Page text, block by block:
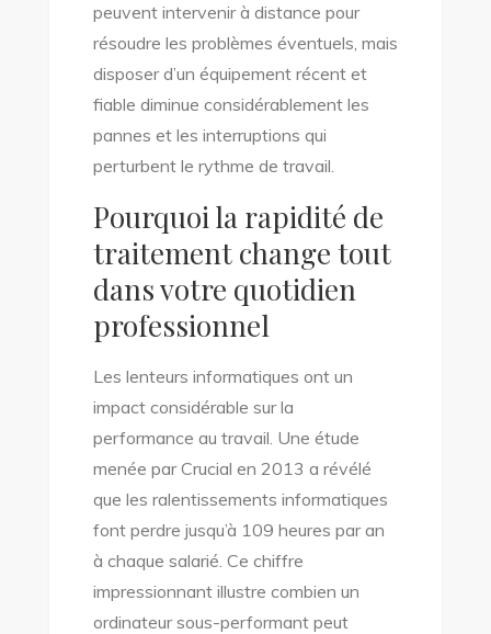
peuvent intervenir à distance pour
résoudre les problèmes éventuels, mais
disposer d’un équipement récent et
fiable diminue considérablement les
pannes et les interruptions qui
perturbent le rythme de travail.
Pourquoi la rapidité de
traitement change tout
dans votre quotidien
professionnel
Les lenteurs informatiques ont un
impact considérable sur la
performance au travail. Une étude
menée par Crucial en 2013 a révélé
que les ralentissements informatiques
font perdre jusqu’à 109 heures par an
à chaque salarié. Ce chiffre
impressionnant illustre combien un
ordinateur sous-performant peut